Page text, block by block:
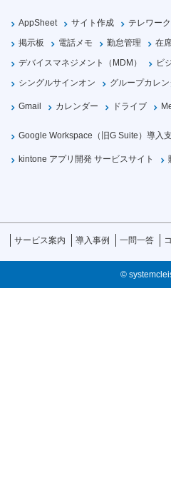
AppSheet サイト作成
テレワーク
掲示板
電話メモ 勤怠管理
在
デバイスマネジメント（MDM）
ビ
シングルサインオン
グループカレ
Gmail カレンダー ドライブ
Google Workspace（旧G Suite）導入
kintone アプリ開発 サービスサイト
サービス案内 導入事例 一問一答
©